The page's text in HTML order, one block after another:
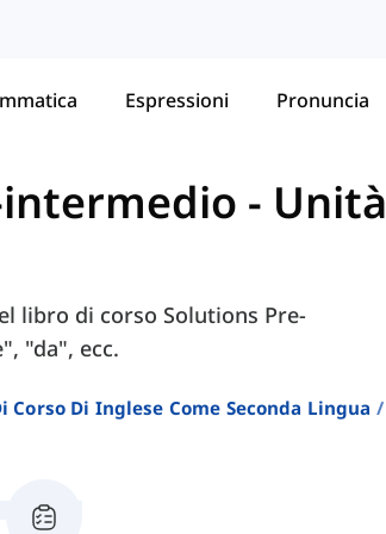
Espressioni Pronuncia
- Unità
libro di corso Solutions Pre-
"da", ecc.
Di Inglese Come Seconda Lingua